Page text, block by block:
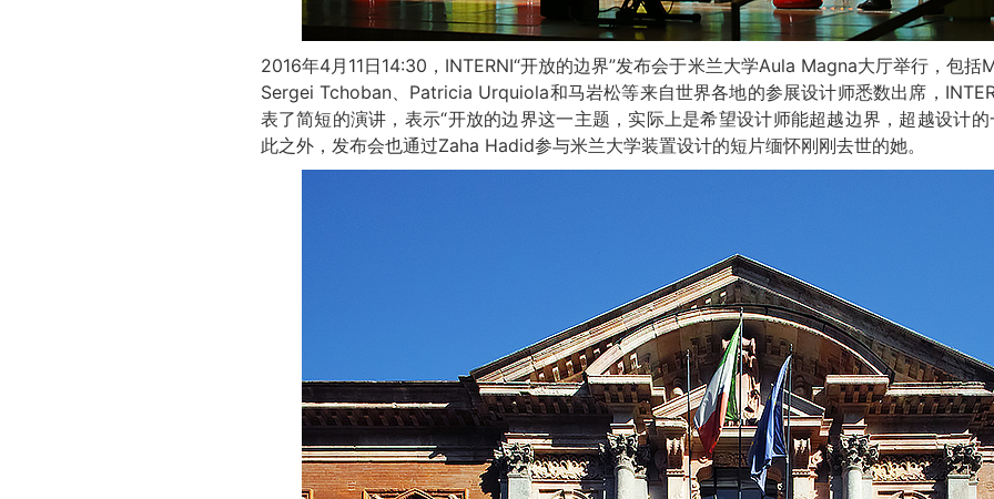
2016年4月11日14:30，INTERNI“开放的边界”发布会于米兰大学Aula Magna大厅举行，包
Sergei Tchoban、Patricia Urquiola和马岩松等来自世界各地的参展设计师悉数出席，
表了简短的演讲，表示“开放的边界这一主题，实际上是希望设计师能超越边界，超越设计
此之外，发布会也通过Zaha Hadid参与米兰大学装置设计的短片缅怀刚刚去世的她。